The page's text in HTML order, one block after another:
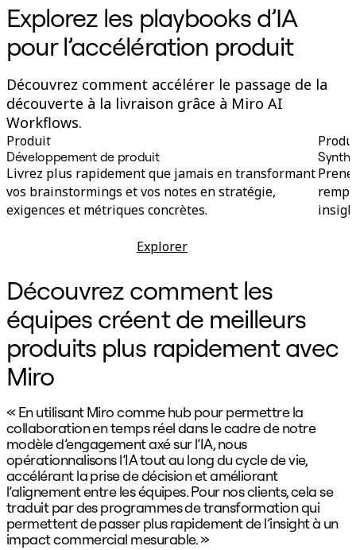
Explorez les playbooks d’IA
pour l’accélération produit
Découvrez comment accélérer le passage de la
découverte à la livraison grâce à Miro AI
Workflows.
Produit
Développement de produit
Livrez plus rapidement que jamais en transformant
vos brainstormings et vos notes en stratégie,
exigences et métriques concrètes.
ExplorerDéveloppement de produit
Découvrez comment les
équipes créent de meilleurs
produits plus rapidement avec
Miro
« En utilisant Miro comme hub pour permettre la
collaboration en temps réel dans le cadre de notre
modèle d’engagement axé sur l’IA, nous
opérationnalisons l’IA tout au long du cycle de vie,
accélérant la prise de décision et améliorant
l’alignement entre les équipes. Pour nos clients, cela se
traduit par des programmes de transformation qui
permettent de passer plus rapidement de l’insight à un
impact commercial mesurable. »